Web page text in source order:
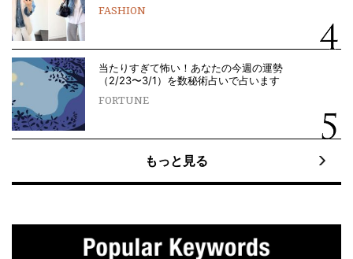
FASHION
当たりすぎて怖い！あなたの今週の運勢
（2/23〜3/1）を数秘術占いで占います
FORTUNE
もっと見る